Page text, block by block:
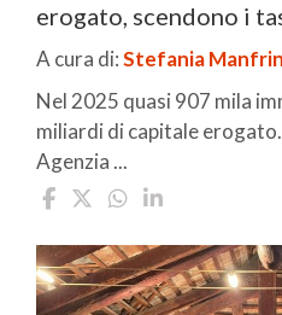
erogato, scendono i
A cura di:Stefania Manfrin
Nel 2025 quasi 907 mila
miliardi di capitale
Agenzia ...